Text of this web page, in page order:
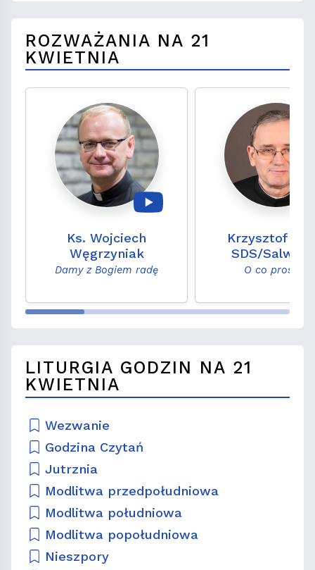
ROZWAŻANIA NA 21
KWIETNIA
Ks. Wojciech
Węgrzyniak
Damy z Bogiem radę
Krzysztof
SDS/
O co proszę?
LITURGIA GODZIN NA 21
KWIETNIA
Wezwanie
Godzina Czytań
Jutrznia
Modlitwa przedpołudniowa
Modlitwa południowa
Modlitwa popołudniowa
Nieszpory